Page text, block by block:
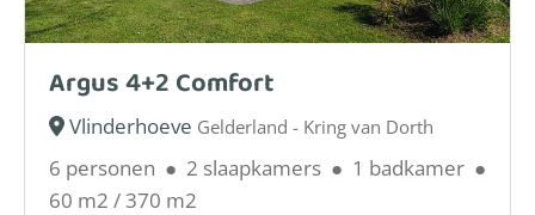
Argus 4+2 Comfort
Vlinderhoeve Gelderland - Kring van Dorth
6 personen ● 2 slaapkamers ● 1 badkamer ●
60 m2 / 370 m2